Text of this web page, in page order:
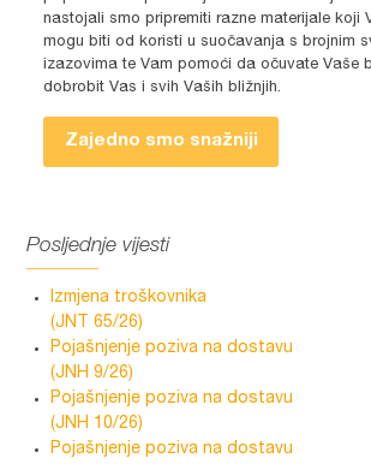
nastojali smo pripremiti razne materijale koji
mogu biti od koristi u suočavanja s brojnim
izazovima te Vam pomoći da očuvate Vaše
dobrobit Vas i svih Vaših bližnjih.
Zajedno smo snažniji
Posljednje vijesti
Izmjena troškovnika
(JNT 65/26)
Pojašnjenje poziva na dostavu
(JNH 9/26)
Pojašnjenje poziva na dostavu
(JNH 10/26)
Pojašnjenje poziva na dostavu